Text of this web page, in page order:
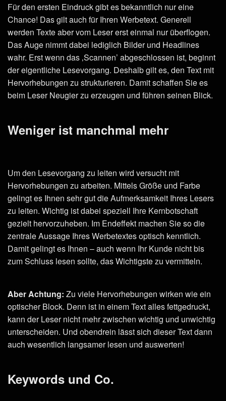
Für den ersten Eindruck gibt es bekanntlich nur eine
Chance! Das gilt auch für Ihren Werbetext. Generell
werden Texte aber vom Leser erst einmal nur überflogen.
Das Auge nimmt dabei lediglich Bilder und Headlines
wahr. Erst wenn das ‚Scannen’ abgeschlossen ist, beginnt
der eigentliche Lesevorgang. Deshalb gilt es, den Text mit
Hervorhebungen zu strukturieren. Damit schaffen Sie es
beim Leser Neugier zu erzeugen und führen seinen Blick.
Weniger ist manchmal mehr
Um den Lesevorgang zu leiten wird versucht mit
Hervorhebungen zu arbeiten. Mittels Größe und Farbe
gelingt es Ihnen sehr gut die Aufmerksamkeit Ihres Lesers
zu leiten. Wichtig ist dabei speziell Ihre Kernbotschaft
gezielt hervorzuheben. Im Endeffekt machen Sie so die
zentrale Aussage Ihres Werbetextes optisch kenntlich.
Damit gelingt es Ihnen – auch wenn Ihr Kunde nicht bis
zum Schluss lesen sollte, das Wichtigste zu vermitteln.
Aber Achtung: Zu viele Hervorhebungen wirken wie ein
optischer Block. Denn ist in einem Text alles fettgedruckt,
kann der Leser nicht mehr zwischen wichtig und unwichtig
unterscheiden. Und obendrein lässt sich dieser Text dann
auch wesentlich langsamer lesen und auswerten!
Keywords und Co.